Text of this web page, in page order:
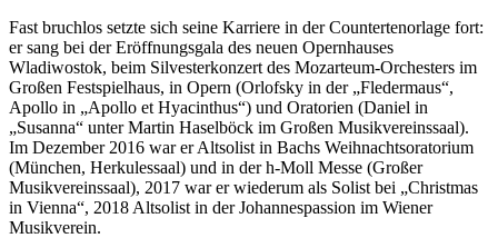
Fast bruchlos setzte sich seine Karriere in der Countertenorlage fort:
er sang bei der Eröffnungsgala des neuen Opernhauses
Wladiwostok, beim Silvesterkonzert des Mozarteum-Orchesters im
Großen Festspielhaus, in Opern (Orlofsky in der „Fledermaus“,
Apollo in „Apollo et Hyacinthus“) und Oratorien (Daniel in
„Susanna“ unter Martin Haselböck im Großen Musikvereinssaal).
Im Dezember 2016 war er Altsolist in Bachs Weihnachtsoratorium
(München, Herkulessaal) und in der h-Moll Messe (Großer
Musikvereinssaal), 2017 war er wiederum als Solist bei „Christmas
in Vienna“, 2018 Altsolist in der Johannespassion im Wiener
Musikverein.